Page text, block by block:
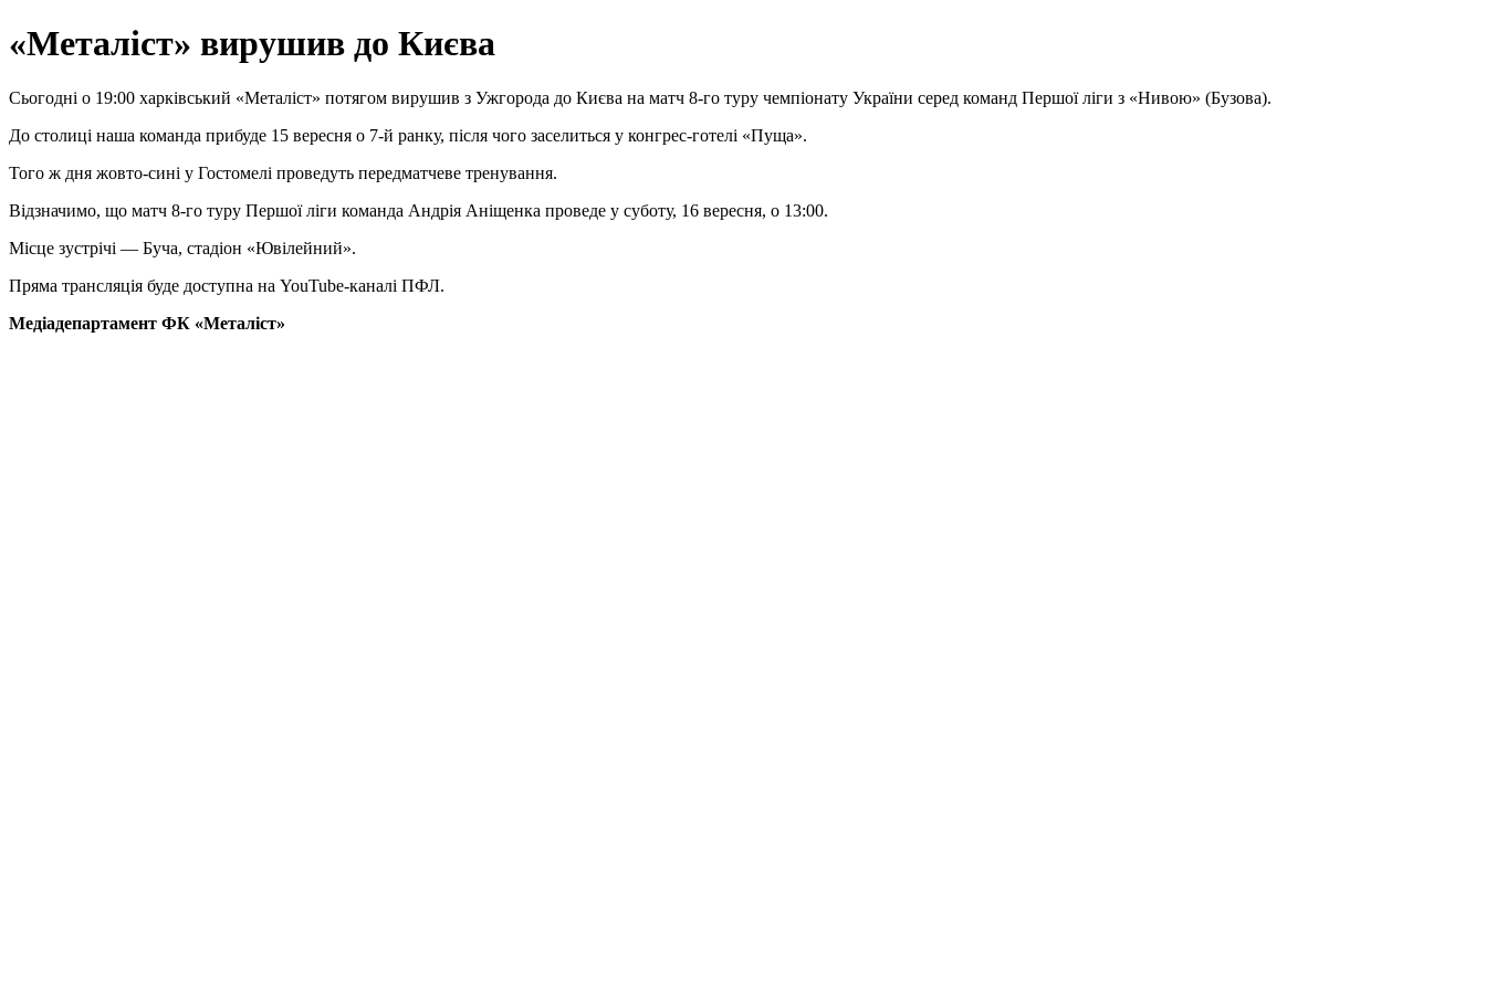
«Металіст» вирушив до Києва
Сьогодні о 19:00 харківський «Металіст» потягом вирушив з Ужгорода до Києва на матч 8-го туру чемпіонату України серед команд Першої ліги з «Нивою» (Бузова).
До столиці наша команда прибуде 15 вересня о 7-й ранку, після чого заселиться у конгрес-готелі «Пуща».
Того ж дня жовто-сині у Гостомелі проведуть передматчеве тренування.
Відзначимо, що матч 8-го туру Першої ліги команда Андрія Аніщенка проведе у суботу, 16 вересня, о 13:00.
Місце зустрічі — Буча, стадіон «Ювілейний».
Пряма трансляція буде доступна на YouTube-каналі ПФЛ.
Медіадепартамент ФК «Металіст»